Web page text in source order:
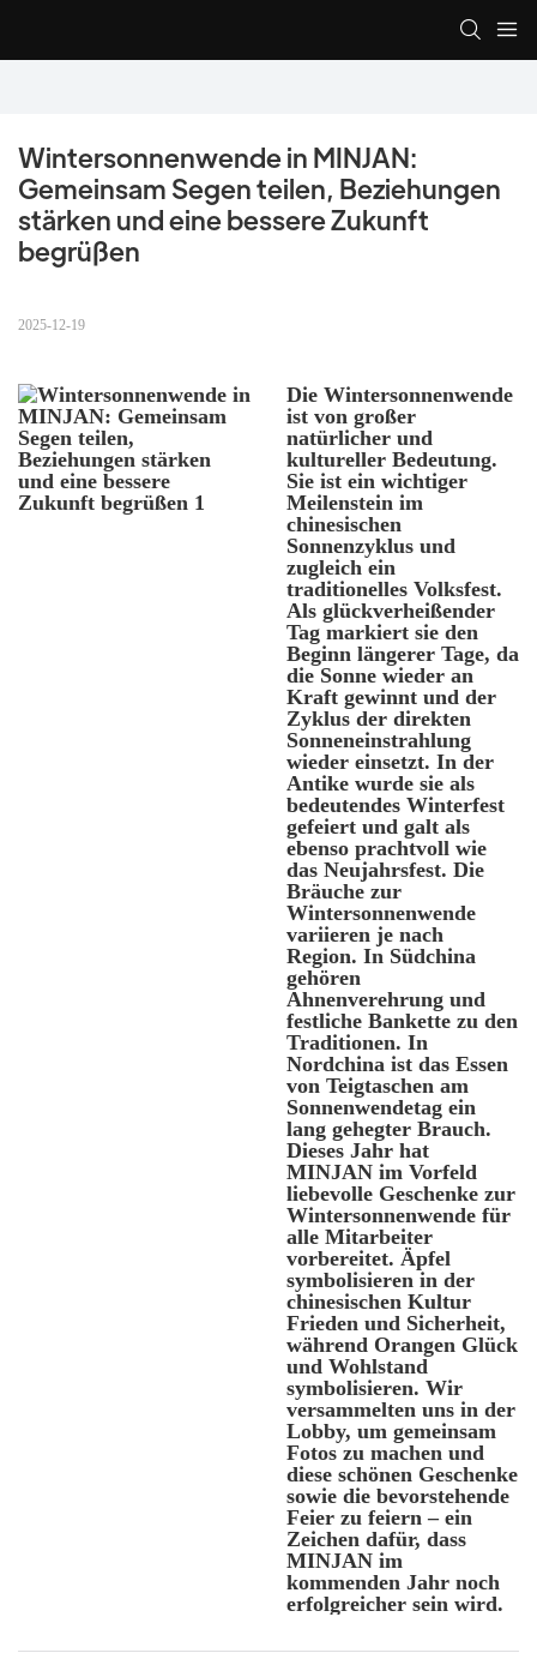
Wintersonnenwende in MINJAN:
Gemeinsam Segen teilen, Beziehungen
stärken und eine bessere Zukunft
begrüßen
2025-12-19
Die Wintersonnenwende
ist von großer
natürlicher und
kultureller Bedeutung.
Sie ist ein wichtiger
Meilenstein im
chinesischen
Sonnenzyklus und
zugleich ein
traditionelles Volksfest.
Als glückverheißender
Tag markiert sie den
Beginn längerer Tage, da
die Sonne wieder an
Kraft gewinnt und der
Zyklus der direkten
Sonneneinstrahlung
wieder einsetzt. In der
Antike wurde sie als
bedeutendes Winterfest
gefeiert und galt als
ebenso prachtvoll wie
das Neujahrsfest. Die
Bräuche zur
Wintersonnenwende
variieren je nach
Region. In Südchina
gehören
Ahnenverehrung und
festliche Bankette zu den
Traditionen. In
Nordchina ist das Essen
von Teigtaschen am
Sonnenwendetag ein
lang gehegter Brauch.
Dieses Jahr hat
MINJAN im Vorfeld
liebevolle Geschenke zur
Wintersonnenwende für
alle Mitarbeiter
vorbereitet. Äpfel
symbolisieren in der
chinesischen Kultur
Frieden und Sicherheit,
während Orangen Glück
und Wohlstand
symbolisieren. Wir
versammelten uns in der
Lobby, um gemeinsam
Fotos zu machen und
diese schönen Geschenke
sowie die bevorstehende
Feier zu feiern – ein
Zeichen dafür, dass
MINJAN im
kommenden Jahr noch
erfolgreicher sein wird.